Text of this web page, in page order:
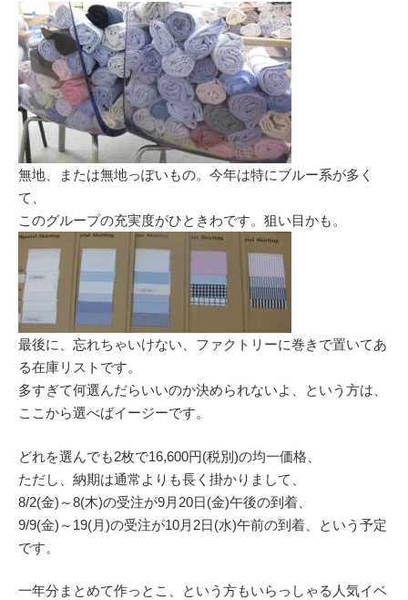
無地、または無地っぽいもの。今年は特にブルー系が多く
て、
このグループの充実度がひときわです。狙い目かも。
最後に、忘れちゃいけない、ファクトリーに巻きで置いてあ
る在庫リストです。
多すぎて何選んだらいいのか決められないよ、という方は、
ここから選べばイージーです。
どれを選んでも2枚で16,600円(税別)の均一価格、
ただし、納期は通常よりも長く掛かりまして、
8/2(金)～8(木)の受注が9月20日(金)午後の到着、
9/9(金)～19(月)の受注が10月2日(水)午前の到着、という予定
です。
一年分まとめて作っとこ、という方もいらっしゃる人気イベ